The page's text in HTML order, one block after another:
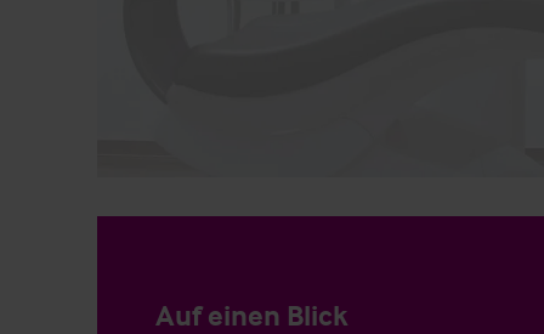
Auf einen Blick